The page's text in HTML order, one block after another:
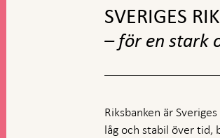
SVERIGES
– för en stark
Riksbanken är
låg och stabil över